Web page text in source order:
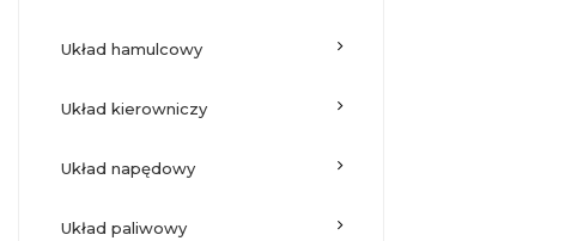
układ hamulcowy
układ kierowniczy
układ napędowy
układ paliwowy